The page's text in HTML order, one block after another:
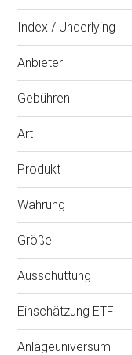
Index / Underlying
Anbieter
Gebühren
Art
Produkt
Währung
Größe
Ausschüttung
Einschätzung ETF
Anlageuniversum